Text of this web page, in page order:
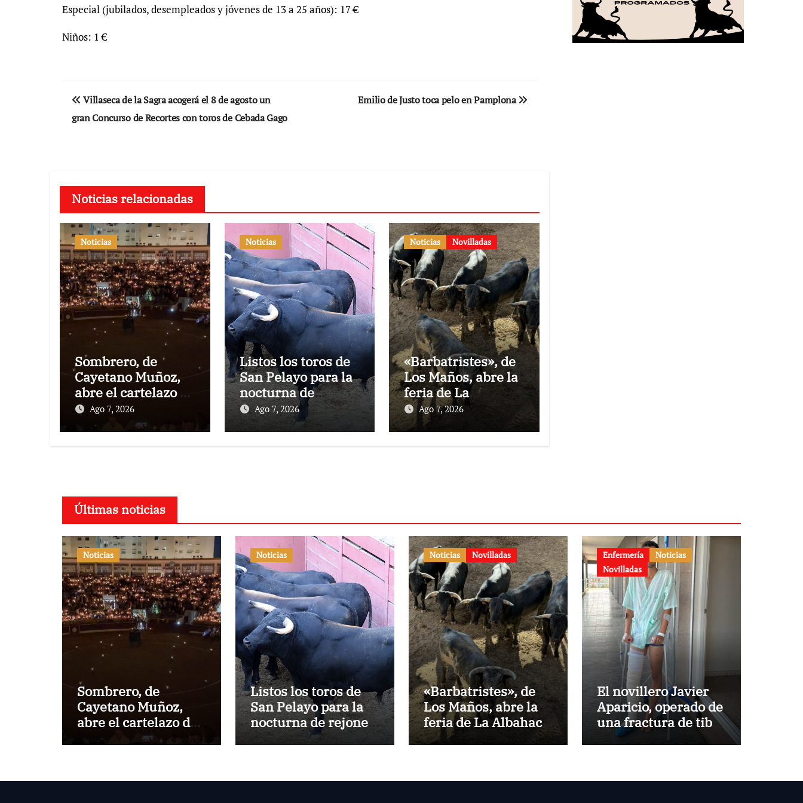
Especial (jubilados, desempleados y jóvenes de 13 a 25 años): 17 €
Niños: 1 €
Navegación
de
Villaseca de la Sagra acogerá el 8 de agosto un
gran Concurso de Recortes con toros de Cebada Gago
Emilio de Justo toca pelo en Pamplona
Noticias relacionadas
Noticias
Sombrero, de
Cayetano Muñoz,
abre el cartelazo de
Marbella
Ago 7, 2026
Noticias
Listos los toros de
San Pelayo para la
nocturna de
rejones en El
Puerto
Ago 7, 2026
Noticias Novilladas
«Barbatristes», de
Los Maños, abre la
feria de La
Albahaca de
Huesca
Ago 7, 2026
Últimas noticias
Noticias
Sombrero, de
Cayetano Muñoz,
abre el cartelazo de
Marbella
Noticias
Listos los toros de
San Pelayo para la
nocturna de rejones
en El Puerto
Noticias Novilladas
«Barbatristes», de
Los Maños, abre la
feria de La Albahaca
de Huesca
Enfermería
Noticias
Novilladas
El novillero Javier
Aparicio, operado de
una fractura de tibia
y peroné